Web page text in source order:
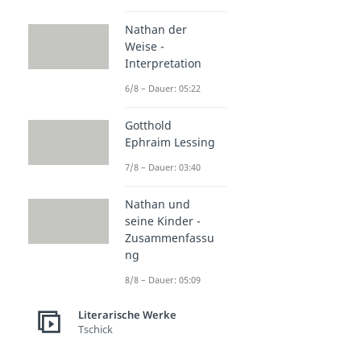
Nathan der
Weise -
Interpretation
6/8 – Dauer: 05:22
Gotthold
Ephraim Lessing
7/8 – Dauer: 03:40
Nathan und
seine Kinder -
Zusammenfassu
ng
8/8 – Dauer: 05:09
Literarische Werke
Tschick